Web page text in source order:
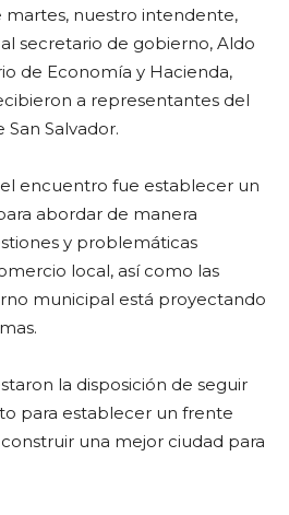
martes, nuestro intendente,
secretario de gobierno, Aldo
de Economía y Hacienda,
a representantes del
Salvador.
encuentro fue establecer un
abordar de manera
y problemáticas
local, así como las
municipal está proyectando
la disposición de seguir
para establecer un frente
una mejor ciudad para